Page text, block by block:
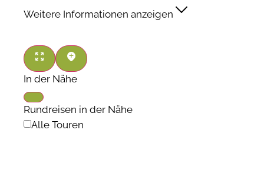
Weitere Informationen anzeigen
In der Nähe
Rundreisen in der Nähe
Alle Touren